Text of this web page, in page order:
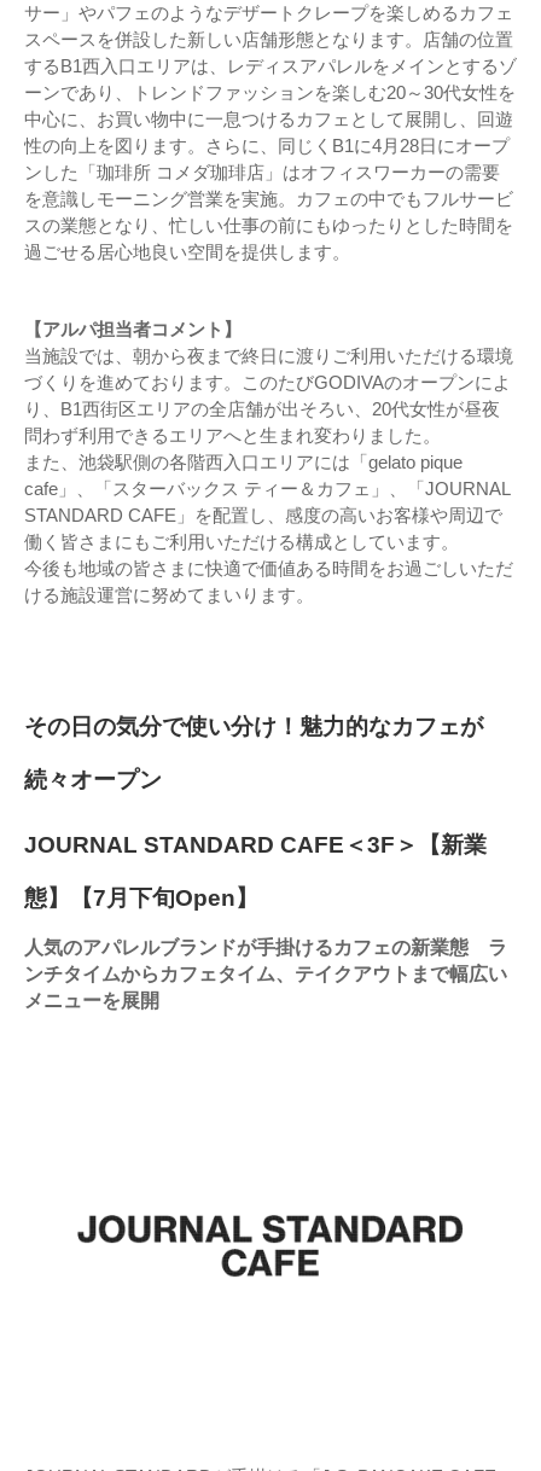
サー」やパフェのようなデザートクレープを楽しめるカフェ
スペースを併設した新しい店舗形態となります。店舗の位置
するB1西入口エリアは、レディスアパレルをメインとするゾ
ーンであり、トレンドファッションを楽しむ20～30代女性を
中心に、お買い物中に一息つけるカフェとして展開し、回遊
性の向上を図ります。さらに、同じくB1に4月28日にオープ
ンした「珈琲所 コメダ珈琲店」はオフィスワーカーの需要
を意識しモーニング営業を実施。カフェの中でもフルサービ
スの業態となり、忙しい仕事の前にもゆったりとした時間を
過ごせる居心地良い空間を提供します。
【アルパ担当者コメント】
当施設では、朝から夜まで終日に渡りご利用いただける環境
づくりを進めております。このたびGODIVAのオープンによ
り、B1西街区エリアの全店舗が出そろい、20代女性が昼夜
問わず利用できるエリアへと生まれ変わりました。
また、池袋駅側の各階西入口エリアには「gelato pique
cafe」、「スターバックス ティー＆カフェ」、「JOURNAL
STANDARD CAFE」を配置し、感度の高いお客様や周辺で
働く皆さまにもご利用いただける構成としています。
今後も地域の皆さまに快適で価値ある時間をお過ごしいただ
ける施設運営に努めてまいります。
その日の気分で使い分け！魅力的なカフェが
続々オープン
JOURNAL STANDARD CAFE＜3F＞【新業
態】【7月下旬Open】
人気のアパレルブランドが手掛けるカフェの新業態 ラ
ンチタイムからカフェタイム、テイクアウトまで幅広い
メニューを展開